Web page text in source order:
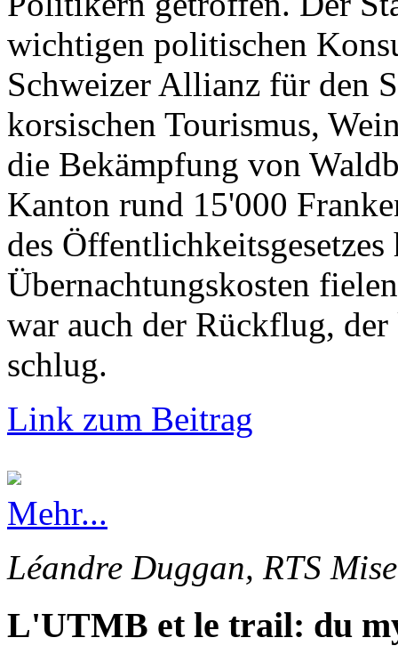
wichtigen politischen
Schweizer Allianz für den
korsischen Tourismus,
die Bekämpfung von
Kanton rund 15'000
des
Übernachtungskosten
war auch der Rückflug,
schlug.
Link zum Beitrag
Mehr...
Léandre Duggan, RTS
L'UTMB et le trail: du